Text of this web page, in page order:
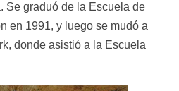
Se graduó de la Escuela de
en 1991, y luego se mudó a
donde asistió a la Escuela